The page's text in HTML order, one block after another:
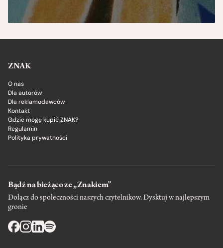
ZNAK
O nas
Dla autorów
Dla reklamodawców
Kontakt
Gdzie mogę kupić ZNAK?
Regulamin
Polityka prywatności
Bądź na bieżąco ze „Znakiem”
Dołącz do społeczności naszych czytelnikow. Dysktuj w najlepszym
gronie